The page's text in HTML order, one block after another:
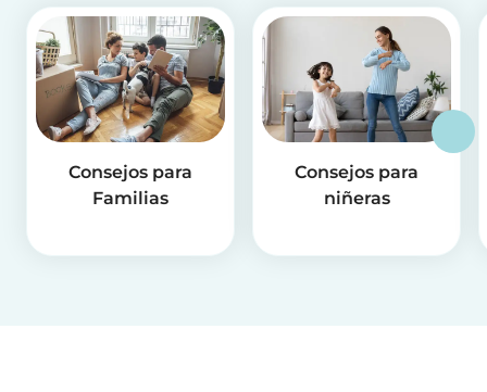
Consejos para
Familias
Consejos para
niñeras